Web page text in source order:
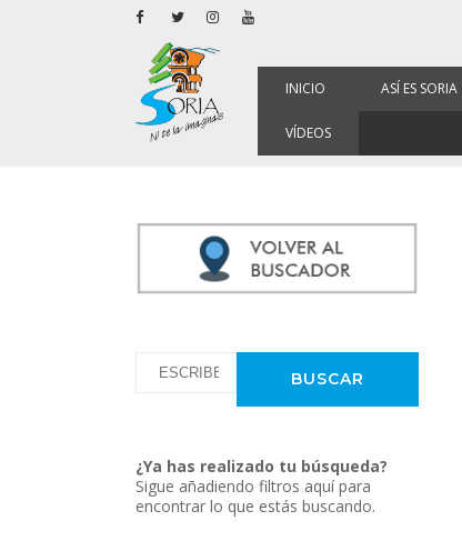
INICIO ASÍ ES SORIA
VÍDEOS
¿Ya has realizado tu búsqueda?
Sigue añadiendo filtros aquí para
encontrar lo que estás buscando.